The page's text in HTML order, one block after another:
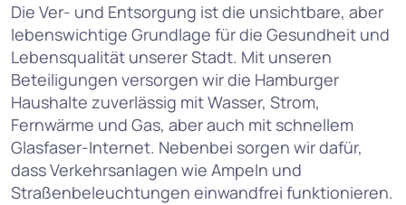
Die Ver- und Entsorgung ist die unsichtbare, aber
lebenswichtige Grundlage für die Gesundheit und
Lebensqualität unserer Stadt. Mit unseren
Beteiligungen versorgen wir die Hamburger
Haushalte zuverlässig mit Wasser, Strom,
Fernwärme und Gas, aber auch mit schnellem
Glasfaser-Internet. Nebenbei sorgen wir dafür,
dass Verkehrsanlagen wie Ampeln und
Straßenbeleuchtungen einwandfrei funktionieren.